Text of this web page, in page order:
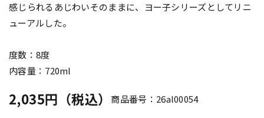
感じられるあじわいそのままに、ヨー子シリーズとしてリニ
ューアルした。
度数：8度
内容量：720ml
2,035円（税込） 商品番号：26al00054